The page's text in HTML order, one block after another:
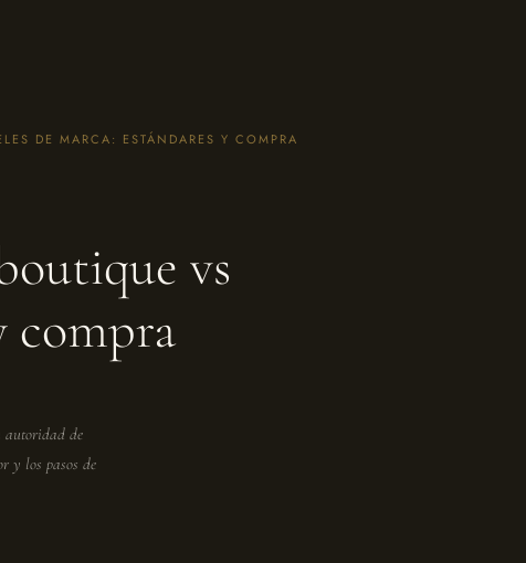
DE MARCA: ESTÁNDARES Y COMPRA
vs
compra
autoridad de
y los pasos de